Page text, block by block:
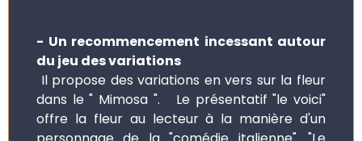
- Un recommencement incessant autour
du jeu des variations
Il propose des variations en vers sur la fleur
dans le " Mimosa ". Le présentatif "le voici"
offre la fleur au lecteur à la manière d'un